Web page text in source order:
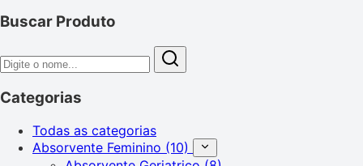
Buscar Produto
Categorias
Todas as categorias
Absorvente Feminino (10)